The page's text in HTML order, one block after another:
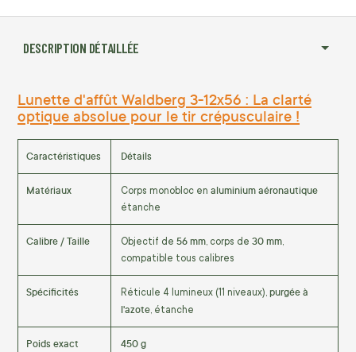
DESCRIPTION DÉTAILLÉE
Lunette d'affût Waldberg 3-12x56 : La clarté
optique absolue pour le tir crépusculaire !
Caractéristiques Détails
Matériaux Corps monobloc en aluminium aéronautique
étanche
Calibre / Taille Objectif de 56 mm, corps de 30 mm,
compatible tous calibres
Spécificités Réticule 4 lumineux (11 niveaux), purgée à
l'azote, étanche
Poids exact 450 g